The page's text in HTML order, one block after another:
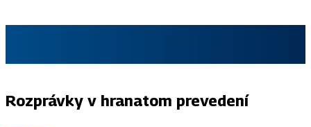
Rozprávky v hranatom prevedení